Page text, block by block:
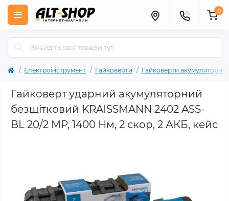
0
Електроінструмент Гайковерти Гайковерти акумуляторні
Гайковерт ударний акумуляторний
безщітковий KRAISSMANN 2402 ASS-
BL 20/2 MP, 1400 Нм, 2 скор, 2 АКБ, кейс